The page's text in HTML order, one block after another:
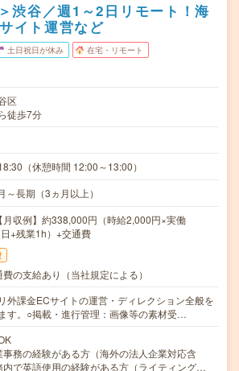
渋谷／週1～2日リモート！海
イト運営など
土日祝日が休み 在宅・リモート
区
徒歩7分
（休憩時間 12:00～13:00）
～長期（3ヵ月以上）
月収例】約338,000円（時給2,000円×実働
+残業1h）+交通費
の支給あり（当社規定による）
外課金ECサイトの運営・ディレクション全般を
す。○掲載・進行管理：画像等の素材受…
事務の経験がある方（海外の法人企業対応含
内で英語使用の経験がある方（ライティング…